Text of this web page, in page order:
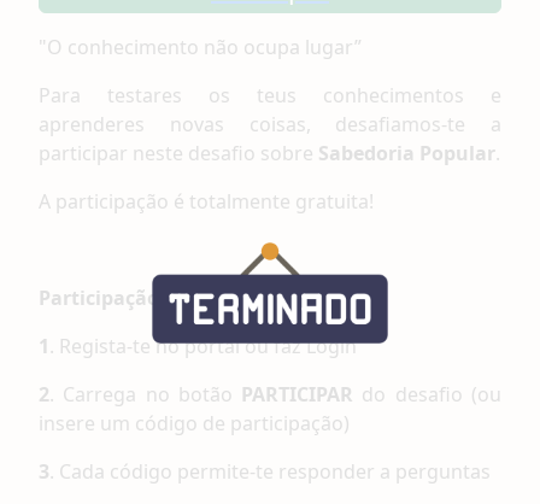
"O conhecimento não ocupa lugar”
Para testares os teus conhecimentos e
aprenderes novas coisas, desafiamos-te a
participar neste desafio sobre Sabedoria Popular.
A participação é totalmente gratuita!
Participação:
1 . Regista-te no portal ou faz Login
2. Carrega no botão PARTICIPAR do desafio (ou
insere um código de participação)
3. Cada código permite-te responder a perguntas